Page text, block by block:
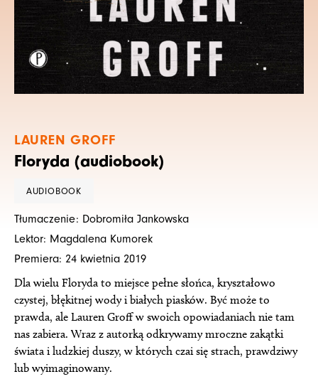
LAUREN GROFF
Floryda (audiobook)
AUDIOBOOK
Tłumaczenie: Dobromiła Jankowska
Lektor: Magdalena Kumorek
Premiera: 24 kwietnia 2019
Dla wielu Floryda to miejsce pełne słońca, kryształowo
czystej, błękitnej wody i białych piasków. Być może to
prawda, ale Lauren Groff w swoich opowiadaniach nie tam
nas zabiera. Wraz z autorką odkrywamy mroczne zakątki
świata i ludzkiej duszy, w których czai się strach, prawdziwy
lub wyimaginowany.